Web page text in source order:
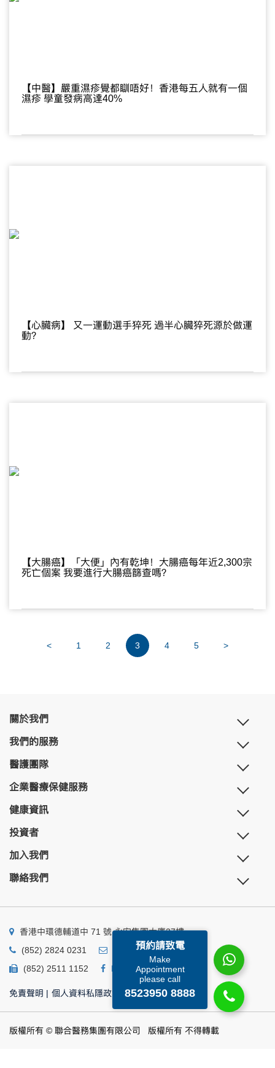
預約請致電
Make
Appointment
please call
8523950 8888
【中醫】嚴重濕疹覺都瞓唔好！香港每五人就有一個
濕疹 學童發病高達40%
【心臟病】 又一運動選手猝死 過半心臟猝死源於做運
動？
【大腸癌】「大便」內有乾坤！大腸癌每年近2,300宗
死亡個案 我要進行大腸癌篩查嗎？
< 1 2 3 4 5 >
關於我們
我們的服務
醫護團隊
企業醫療保健服務
健康資訊
投資者
加入我們
聯絡我們
香港中環德輔道中 71 號 永安集團大廈27樓
(852) 2824 0231
business@ump.com.hk
(852) 2511 1152
Facebook Linkedin
免責聲明 | 個人資料私隱政策 | 個人資料收集聲明
版權所有 © 聯合醫務集團有限公司 版權所有 不得轉載